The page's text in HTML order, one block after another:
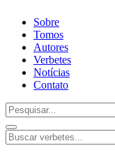
Sobre
Tomos
Autores
Verbetes
Notícias
Contato